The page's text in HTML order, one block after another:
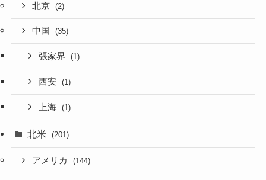
北京 (2)
中国 (35)
張家界 (1)
西安 (1)
上海 (1)
北米 (201)
アメリカ (144)